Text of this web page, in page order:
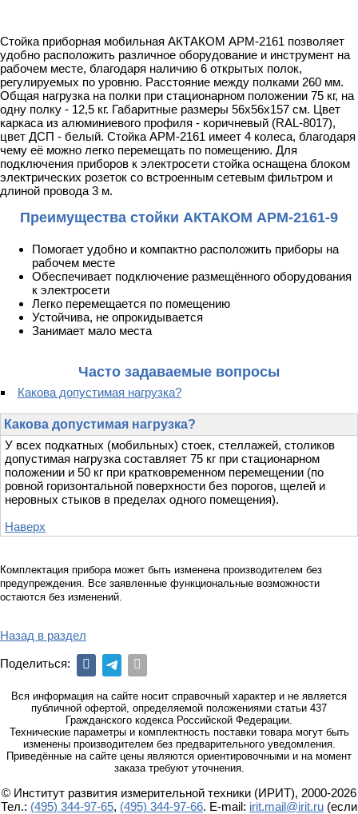
Стойка приборная мобильная АКТАКОМ АРМ-2161 позволяет
удобно расположить различное оборудование и инструмент на
рабочем месте, благодаря наличию 6 открытых полок,
регулируемых по уровню. Расстояние между полками 260 мм.
Общая нагрузка на полки при стационарном положении 75 кг, на
одну полку - 12,5 кг. Габаритные размеры 56х56х157 см. Цвет
каркаса из алюминиевого профиля - коричневый (RAL-8017),
цвет ДСП - белый. Стойка АРМ-2161 имеет 4 колеса, благодаря
чему её можно легко перемещать по помещению. Для
подключения приборов к электросети стойка оснащена блоком
электрических розеток со встроенным сетевым фильтром и
длиной провода 3 м.
Преимущества стойки АКТАКОМ АРМ-2161-9
Помогает удобно и компактно расположить приборы на
рабочем месте
Обеспечивает подключение размещённого оборудования
к электросети
Легко перемещается по помещению
Устойчива, не опрокидывается
Занимает мало места
Часто задаваемые вопросы
Какова допустимая нагрузка?
Какова допустимая нагрузка?
У всех подкатных (мобильных) стоек, стеллажей, столиков
допустимая нагрузка составляет 75 кг при стационарном
положении и 50 кг при кратковременном перемещении (по
ровной горизонтальной поверхности без порогов, щелей и
неровных стыков в пределах одного помещения).
Наверх
Комплектация прибора может быть изменена производителем без
предупреждения. Все заявленные функциональные возможности
остаются без изменений.
Назад в раздел
Поделиться:
Вся информация на сайте носит справочный характер и не является
публичной офертой, определяемой положениями статьи 437
Гражданского кодекса Российской Федерации.
Технические параметры и комплектность поставки товара могут быть
изменены производителем без предварительного уведомления.
Приведённые на сайте цены являются ориентировочными и на момент
заказа требуют уточнения.
© Институт развития измерительной техники (ИРИТ), 2000-2026
Тел.: (495) 344-97-65, (495) 344-97-66. E-mail: irit.mail@irit.ru (если